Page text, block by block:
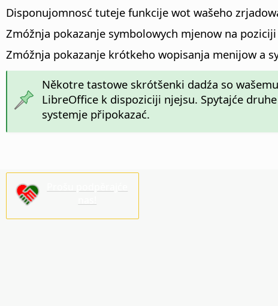
Disponujomnosć tuteje funkcije wot wašeho
Zmóžnja pokazanje symbolowych mjenow na
Zmóžnja pokazanje krótkeho wopisanja menijow a
Někotre tastowe skrótšenki dadźa so
LibreOffice k dispoziciji njejsu. Spytajće
systemje připokazać.